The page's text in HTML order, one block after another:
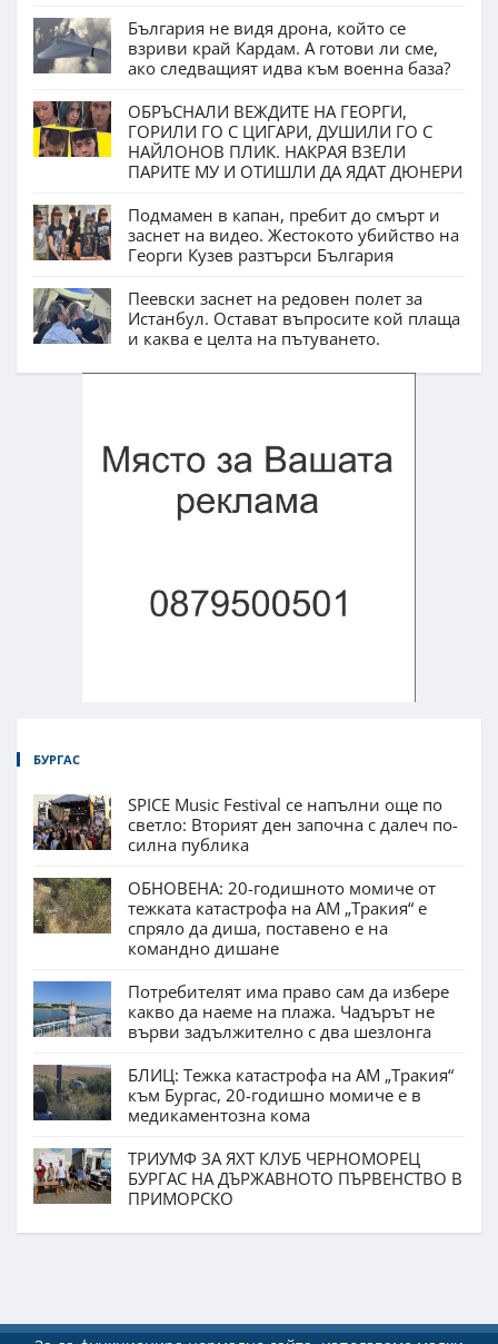
България не видя дрона, който се
взриви край Кардам. А готови ли сме,
ако следващият идва към военна база?
ОБРЪСНАЛИ ВЕЖДИТЕ НА ГЕОРГИ,
ГОРИЛИ ГО С ЦИГАРИ, ДУШИЛИ ГО С
НАЙЛОНОВ ПЛИК. НАКРАЯ ВЗЕЛИ
ПАРИТЕ МУ И ОТИШЛИ ДА ЯДАТ ДЮНЕРИ
Подмамен в капан, пребит до смърт и
заснет на видео. Жестокото убийство на
Георги Кузев разтърси България
Пеевски заснет на редовен полет за
Истанбул. Остават въпросите кой плаща
и каква е целта на пътуването.
БУРГАС
SPICE Music Festival се напълни още по
светло: Вторият ден започна с далеч по-
силна публика
ОБНОВЕНА: 20-годишното момиче от
тежката катастрофа на АМ „Тракия“ е
спряло да диша, поставено е на
командно дишане
Потребителят има право сам да избере
какво да наеме на плажа. Чадърът не
върви задължително с два шезлонга
БЛИЦ: Тежка катастрофа на АМ „Тракия“
към Бургас, 20-годишно момиче е в
медикаментозна кома
ТРИУМФ ЗА ЯХТ КЛУБ ЧЕРНОМОРЕЦ
БУРГАС НА ДЪРЖАВНОТО ПЪРВЕНСТВО В
ПРИМОРСКО